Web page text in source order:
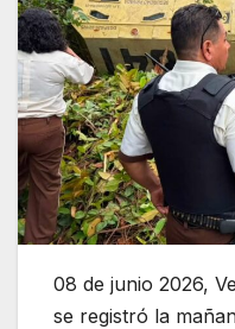
08 de junio 2026,
se registró la